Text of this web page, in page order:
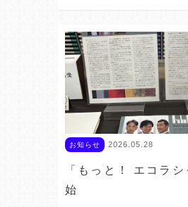
お知らせ 2026.05.28
「もっと！ エコラ
始